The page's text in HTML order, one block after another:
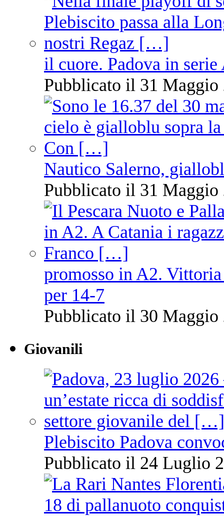
il cuore. Padova in serie
Pubblicato il 31 Maggio
Nautico Salerno,
Pubblicato il 31 Maggio
promosso in A2.
per 14-7
Pubblicato il 30 Maggio
Giovanili
Plebiscito Padova
Pubblicato il 24 Luglio